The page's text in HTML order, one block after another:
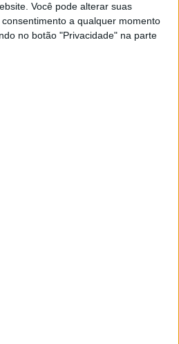
Você pode alterar suas
a qualquer momento
no botão "Privacidade" na parte
gente a dançar, e houve o
do bolo comemorativo da